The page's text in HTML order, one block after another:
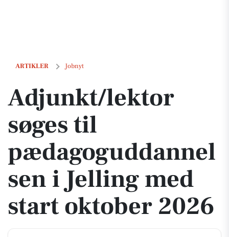
ARTIKLER Jobnyt
Adjunkt/lektor søges til pædagoguddannelsen i Jelling med start
Adjunkt/lektor
søges til
pædagoguddannel
sen i Jelling med
start oktober 2026